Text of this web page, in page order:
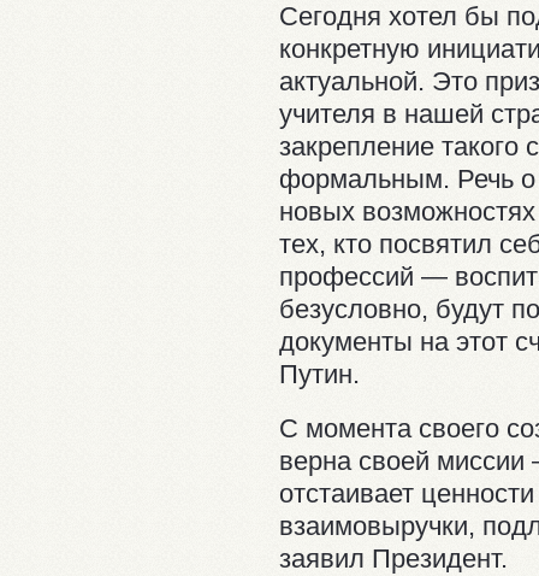
Сегодня хотел бы
конкретную
актуальной. Это
учителя в нашей
закрепление такого
формальным. Речь о
новых
тех, кто посвятил
профессий —
безусловно, будут
документы на этот
Путин.
С момента своего
верна своей
отстаивает
взаимовыручки,
заявил Президент.